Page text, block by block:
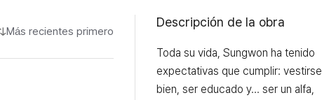
Más recientes primero
Descripción de la obra
Toda su vida, Sungwon ha tenido
expectativas que cumplir: vestirse
bien, ser educado y... ser un alfa,